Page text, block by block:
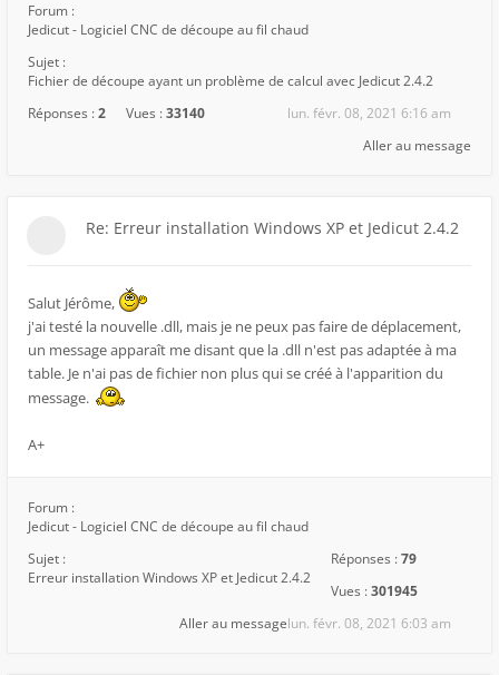
Forum :
Jedicut - Logiciel CNC de découpe au fil chaud
Sujet :
Fichier de découpe ayant un problème de calcul avec Jedicut 2.4.2
Réponses :2 Vues :33140
lun. févr. 08, 2021 6:16 am
Aller au message
Re: Erreur installation Windows XP et Jedicut 2.4.2
Salut Jérôme,
j'ai testé la nouvelle .dll, mais je ne peux pas faire de déplacement,
un message apparaît me disant que la .dll n'est pas adaptée à ma
table. Je n'ai pas de fichier non plus qui se créé à l'apparition du
message.
A+
Forum :
Jedicut - Logiciel CNC de découpe au fil chaud
Sujet :
Erreur installation Windows XP et Jedicut 2.4.2
Réponses :79
Vues :301945
lun. févr. 08, 2021 6:03 am
Aller au message